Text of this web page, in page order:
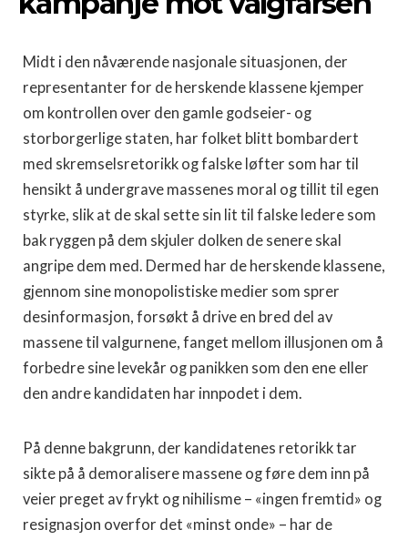
Midt i den nåværende nasjonale situasjonen, der
representanter for de herskende klassene kjemper
om kontrollen over den gamle godseier- og
storborgerlige staten, har folket blitt bombardert
med skremselsretorikk og falske løfter som har til
hensikt å undergrave massenes moral og tillit til egen
styrke, slik at de skal sette sin lit til falske ledere som
bak ryggen på dem skjuler dolken de senere skal
angripe dem med. Dermed har de herskende klassene,
gjennom sine monopolistiske medier som sprer
desinformasjon, forsøkt å drive en bred del av
massene til valgurnene, fanget mellom illusjonen om å
forbedre sine levekår og panikken som den ene eller
den andre kandidaten har innpodet i dem.
På denne bakgrunn, der kandidatenes retorikk tar
sikte på å demoralisere massene og føre dem inn på
veier preget av frykt og nihilisme – «ingen fremtid» og
resignasjon overfor det «minst onde» – har de